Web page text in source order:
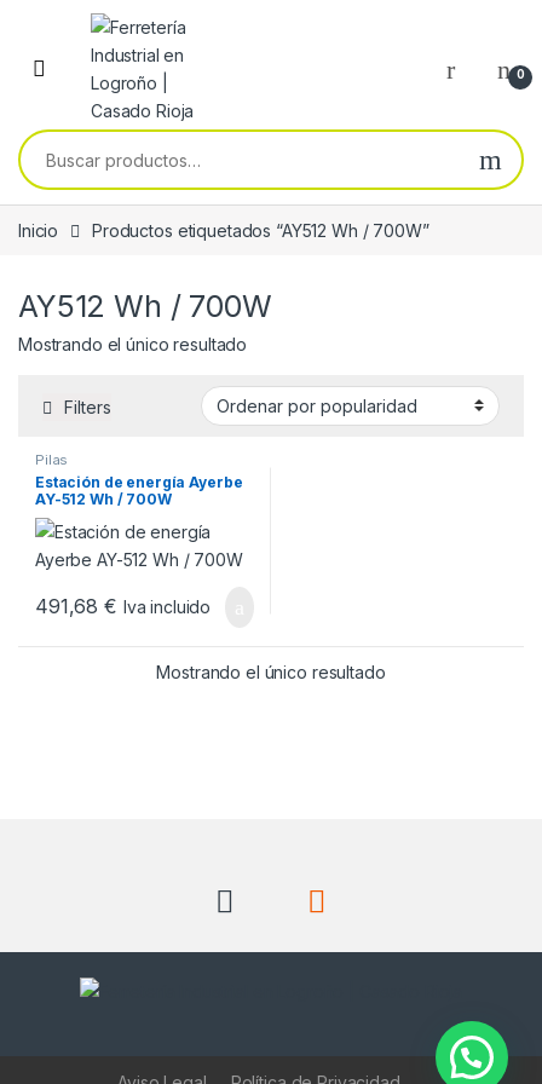
Skip to navigation
Skip to content
0
Buscar por:
Inicio Productos etiquetados “AY512 Wh / 700W”
AY512 Wh / 700W
Mostrando el único resultado
Filters
Pilas
Estación de energía Ayerbe
AY-512 Wh / 700W
491,68€ Iva incluido
Mostrando el único resultado